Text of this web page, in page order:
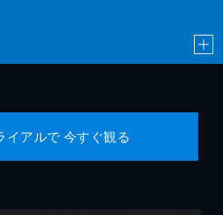
イアルで 今すぐ観る